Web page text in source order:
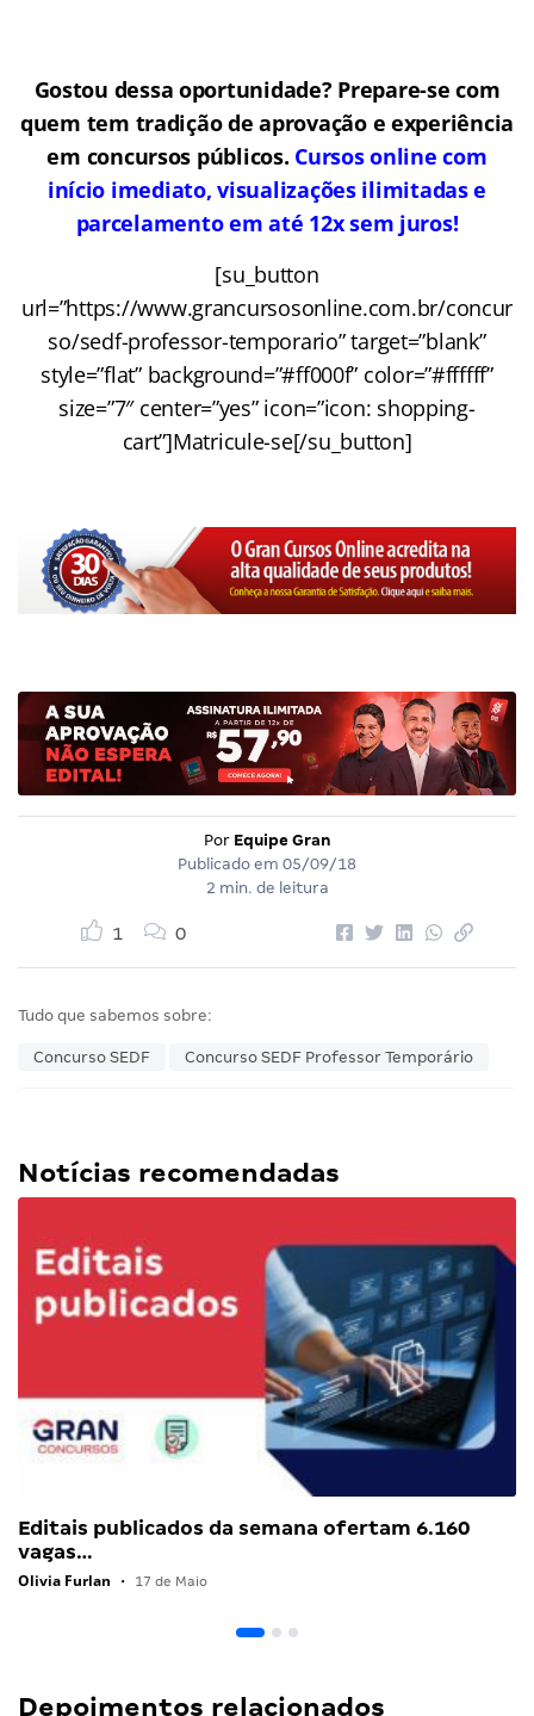
Gostou dessa oportunidade? Prepare-se com
quem tem tradição de aprovação e experiência
em concursos públicos. Cursos online com
início imediato, visualizações ilimitadas e
parcelamento em até 12x sem juros!
[su_button
url=”https://www.grancursosonline.com.br/concur
so/sedf-professor-temporario” target=”blank”
style=”flat” background=”#ff000f” color=”#ffffff”
size=”7″ center=”yes” icon=”icon: shopping-
cart”]Matricule-se[/su_button]
Por Equipe Gran
Publicado em 05/09/18
2 min. de leitura
1 0
Tudo que sabemos sobre:
Concurso SEDF Concurso SEDF Professor Temporário
Notícias recomendadas
Editais publicados da semana ofertam 6.160
vagas…
Olivia Furlan • 17 de Maio
Depoimentos relacionados